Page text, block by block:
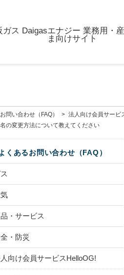
問い合わせ（FAQ） > 法人向け会員サービ
の変更方法について教えてください
くあるお問い合わせ（FAQ）
・サービス
・防災
向け会員サービスHelloOG!